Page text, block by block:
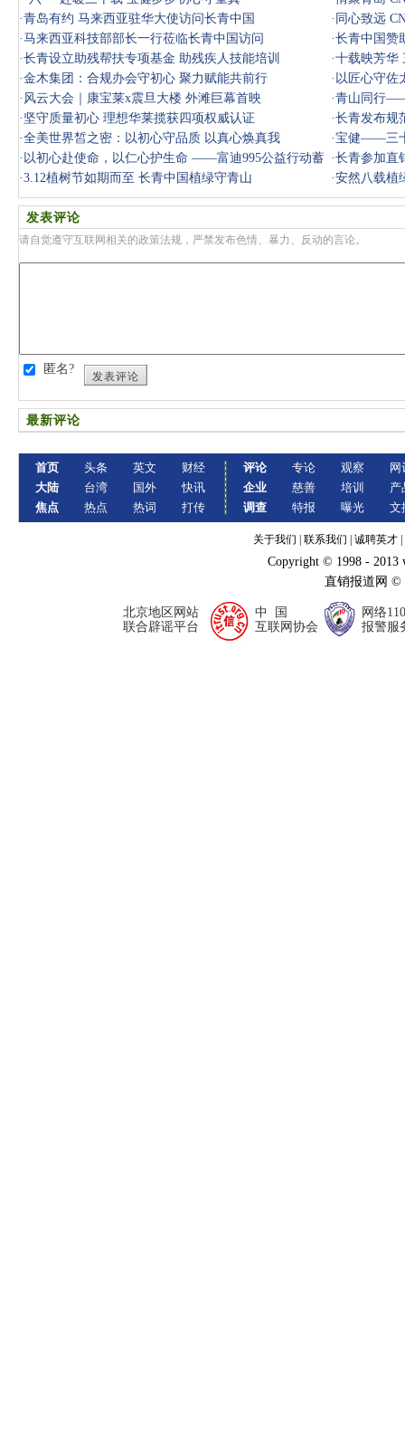
·青岛有约 马来西亚驻华大使访问长青中国 · 同心致远
·马来西亚科技部部长一行莅临长青中国访问 ·长青中国赞
·长青设立助残帮扶专项基金 助残疾人技能培训 ·十载映芳华
·金木集团：合规办会守初心 聚力赋能共前行 · 以匠心守
巴加布
· 风云大会｜康宝莱x震旦大楼 外滩巨幕首映 ·青山同行
· 坚守质量初心 理想华莱揽获四项权威认证 ·长青发布规
·全美世界皙之密：以初心守品质 以真心焕真我 ·宝健——三
· 以初心赴使命，以仁心护生命 ——富迪995公益行动蓄
势待发，
·长青参加直
·3.12植树节如期而至 长青中国植绿守青山 ·安然八载植
发表评论
请自觉遵守互联网相关的政策法规，严禁发布色情、暴力、反动的言论。
匿名?
发表评论
最新评论
首页
大陆
焦点
头条
台湾
热点
英文
国外
热词
财经
快讯
打传
评论
企业
调查
专论
慈善
特报
观察
培训
曝光
网
产
文
关于我们 联系我们 诚聘英才
Copyright © 1998 - 2013
直销报道网
北京地区网站
联合辟谣平台
中 国
互联网协会
网络110
报警服